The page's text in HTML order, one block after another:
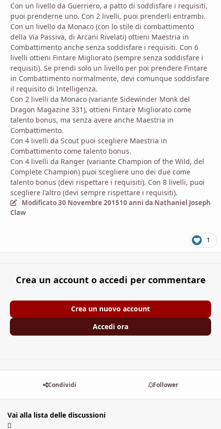
Con un livello da Guerriero, a patto di soddisfare i requisiti,
puoi prenderne uno. Con 2 livelli, puoi prenderli entrambi.
Con un livello da Monaco (con lo stile di combattimento
della Via Passiva, di Arcani Rivelati) ottieni Maestria in
Combattimento anche senza soddisfare i requisiti. Con 6
livelli ottieni Fintare Migliorato (sempre senza soddisfare i
requisiti). Se prendi solo un livello per poi prendere Fintare
in Combattimento normalmente, devi comunque soddisfare
il requisito di Intelligenza.
Con 2 livelli da Monaco (variante Sidewinder Monk del
Dragon Magazine 331), ottieni Fintare Migliorato come
talento bonus, ma senza avere anche Maestria in
Combattimento.
Con 4 livelli da Scout puoi scegliere Maestria in
Combattimento come talento bonus.
Con 4 livelli da Ranger (variante Champion of the Wild, del
Complete Champion) puoi scegliere uno dei due come
talento bonus (devi rispettare i requisiti). Con 8 livelli, puoi
scegliere l'altro (devi sempre rispettare i requisiti).
Modificato30 Novembre 201510 anni da Nathaniel Joseph
Claw
1
Crea un account o accedi per commentare
Crea un nuovo account
Accedi ora
Condividi Follower
Vai alla lista delle discussioni